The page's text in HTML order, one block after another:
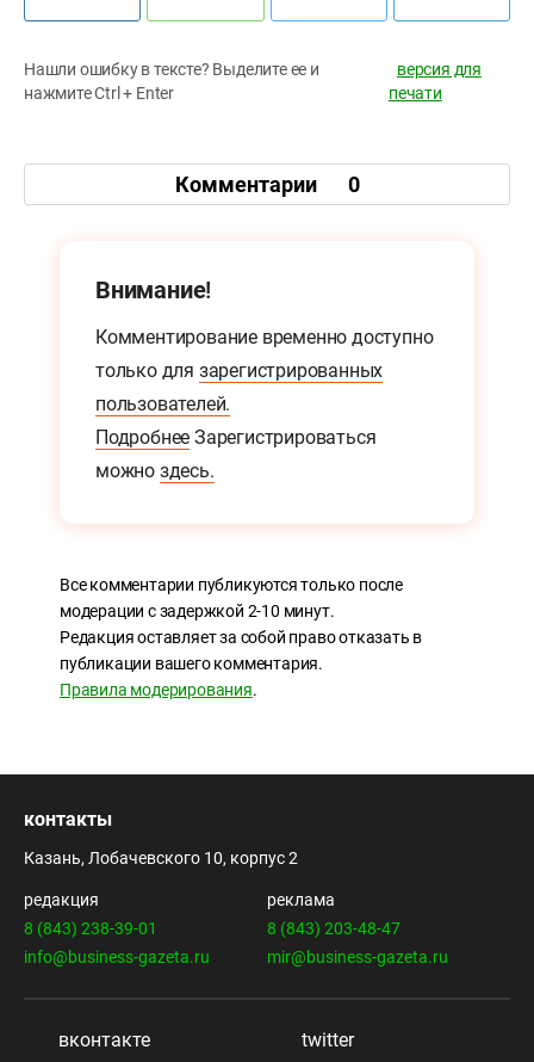
Нашли ошибку в тексте? Выделите ее и
нажмите Ctrl + Enter
версия для
печати
Комментарии 0
Внимание!
Комментирование временно доступно
только для зарегистрированных
пользователей.
Подробнее Зарегистрироваться
можно здесь.
Все комментарии публикуются только после
модерации с задержкой 2-10 минут.
Редакция оставляет за собой право отказать в
публикации вашего комментария.
Правила модерирования.
контакты
Казань, Лобачевского 10, корпус 2
редакция
8 (843) 238-39-01
info@business-gazeta.ru
реклама
8 (843) 203-48-47
mir@business-gazeta.ru
вконтакте twitter